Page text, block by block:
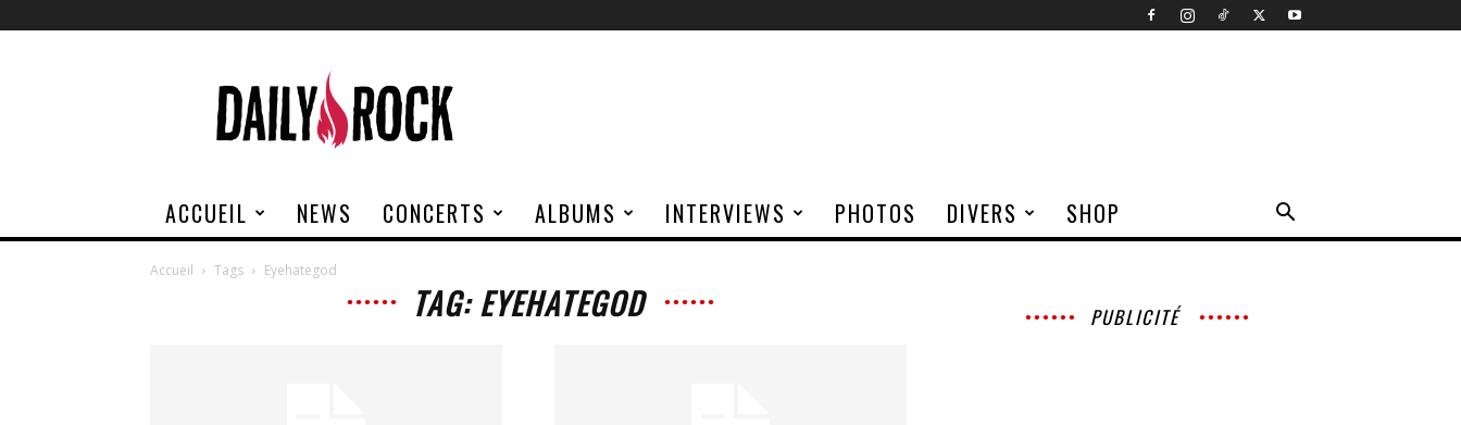
Rock
ACCUEIL NEWS CONCERTS ALBUMS INTERVIEWS PHOTOS DIVERS SHOP
Accueil Tags Eyehategod
TAG: EYEHATEGOD PUBLICITÉ